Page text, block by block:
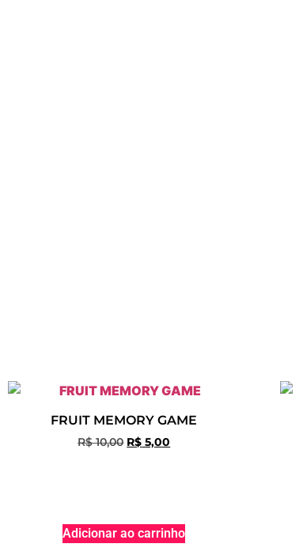
FRUIT MEMORY GAME
R$10,00 R$ 5,00
Adicionar ao carrinho